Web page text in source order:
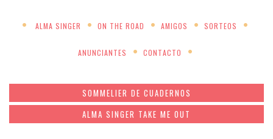
ALMA SINGER ON THE ROAD AMIGOS SORTEOS
ANUNCIANTES CONTACTO
SOMMELIER DE CUADERNOS
ALMA SINGER TAKE ME OUT